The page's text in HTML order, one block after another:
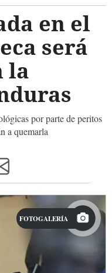
en el
será
la
por parte de peritos
a quemarla
FOTOGALERÍA